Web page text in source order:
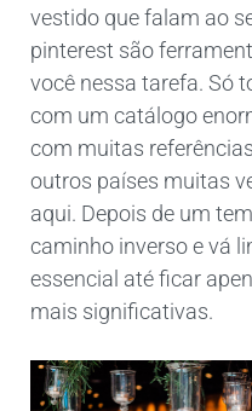
vestido que falam ao
pinterest são
você nessa tarefa. Só
com um catálogo
com muitas
outros países muitas
aqui. Depois de um
caminho inverso e vá
essencial até ficar
mais significativas.